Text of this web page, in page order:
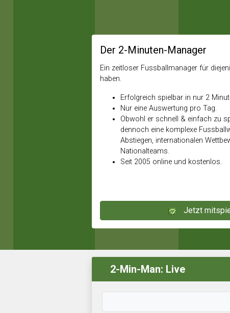
Der 2-Minuten-Manager
Ein zeitloser Fussballmanager für
haben.
Erfolgreich spielbar in nur 2
Nur eine Auswertung pro Tag.
Obwohl er schnell & einfach zu
dennoch eine komplexe
Abstiegen, internationalen
Nationalteams.
Seit 2005 online und kostenlos.
Jetzt
2-Min-Man: Live